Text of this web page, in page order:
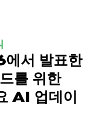
서 발표한
를 위한
AI 업데이